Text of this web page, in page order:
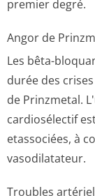
premier degré.
Angor de
Les bêta-
durée des
de Prinzmetal.
cardiosélectif
etassociées, à
vasodilatateur.
Troubles